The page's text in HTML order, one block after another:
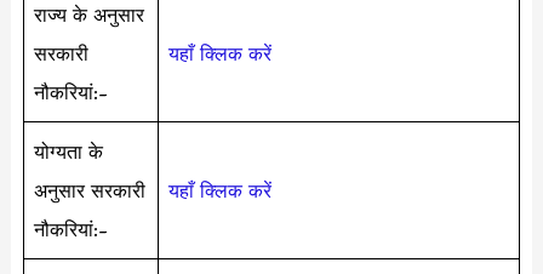
राज्य के अनुसार
सरकारी
नौकरियां:-
यहाँ क्लिक करें
योग्यता के
अनुसार सरकारी
नौकरियां:-
यहाँ क्लिक करें